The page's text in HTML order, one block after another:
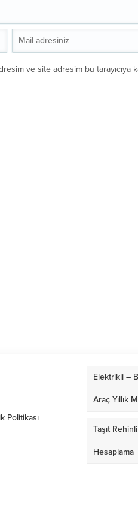
ve site adresim bu tarayıcıya
Politikası
Elektrikli –
Araç Yıllık
Taşıt
Hesaplama